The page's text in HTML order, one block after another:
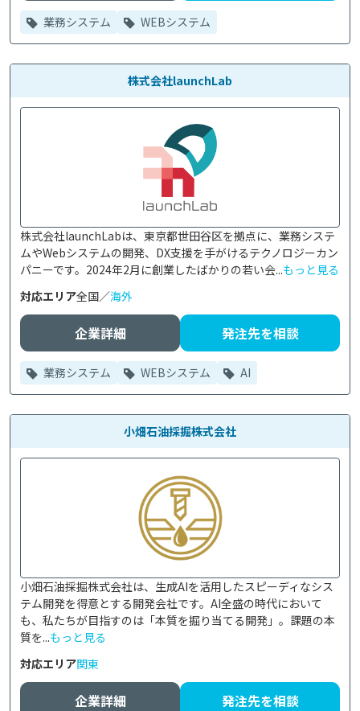
業務システム WEBシステム
株式会社launchLab
株式会社launchLabは、東京都世田谷区を拠点に、業務システ
ムやWebシステムの開発、DX支援を手がけるテクノロジーカン
パニーです。2024年2月に創業したばかりの若い会...もっと見る
対応エリア全国／海外
企業詳細 発注先を相談
業務システム WEBシステム AI
小畑石油採掘株式会社
小畑石油採掘株式会社は、生成AIを活用したスピーディなシス
テム開発を得意とする開発会社です。AI全盛の時代において
も、私たちが目指すのは「本質を掘り当てる開発」。課題の本
質を...もっと見る
対応エリア関東
企業詳細 発注先を相談